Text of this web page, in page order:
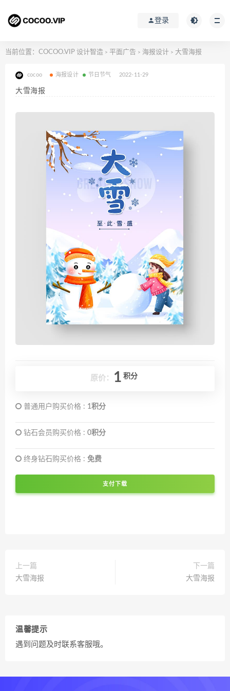
登录
当前位置： COCOO.VIP 设计智造 > 平面广告 > 海报设计 > 大雪海报
cocoo 海报设计 节日节气 2022-11-29
大雪海报
原价： 1 积分
普通用户购买价格 : 1积分
钻石会员购买价格 : 0积分
终身钻石购买价格 : 免费
支付下载
上一篇
大雪海报
下一篇
大雪海报
温馨提示
遇到问题及时联系客服哦。